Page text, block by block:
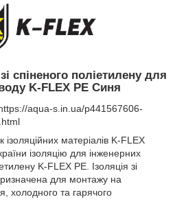
спіненого поліетилену для
K-FLEX PE Синя
aqua-s.in.ua/p441567606-
матеріалів K-FLEX
ізоляцію для інженерних
K-FLEX PE. Ізоляція зі
для монтажу на
холодного та гарячого